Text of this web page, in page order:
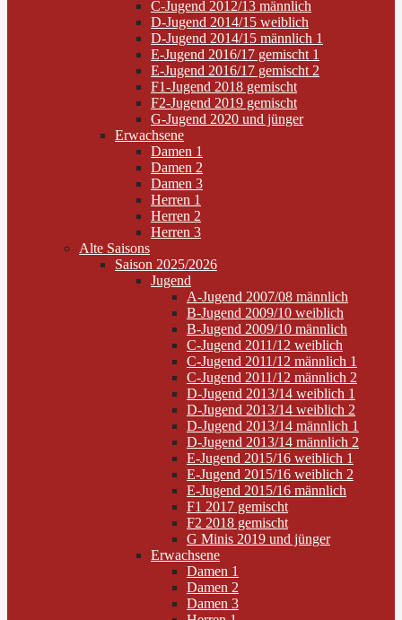
C-Jugend 2012/13 männlich
D-Jugend 2014/15 weiblich
D-Jugend 2014/15 männlich 1
E-Jugend 2016/17 gemischt 1
E-Jugend 2016/17 gemischt 2
F1-Jugend 2018 gemischt
F2-Jugend 2019 gemischt
G-Jugend 2020 und jünger
Erwachsene
Damen 1
Damen 2
Damen 3
Herren 1
Herren 2
Herren 3
Alte Saisons
Saison 2025/2026
Jugend
A-Jugend 2007/08 männlich
B-Jugend 2009/10 weiblich
B-Jugend 2009/10 männlich
C-Jugend 2011/12 weiblich
C-Jugend 2011/12 männlich 1
C-Jugend 2011/12 männlich 2
D-Jugend 2013/14 weiblich 1
D-Jugend 2013/14 weiblich 2
D-Jugend 2013/14 männlich 1
D-Jugend 2013/14 männlich 2
E-Jugend 2015/16 weiblich 1
E-Jugend 2015/16 weiblich 2
E-Jugend 2015/16 männlich
F1 2017 gemischt
F2 2018 gemischt
G Minis 2019 und jünger
Erwachsene
Damen 1
Damen 2
Damen 3